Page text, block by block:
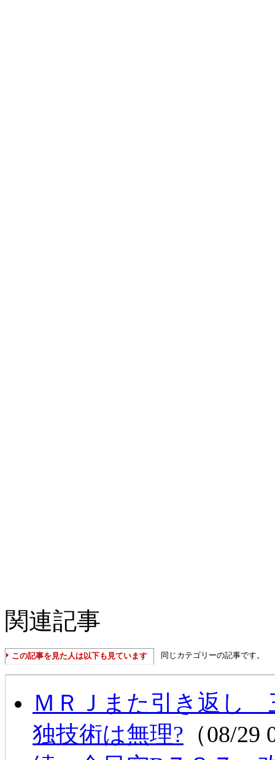
関連記事
この記事を見た人は以下も見ています 同じカテゴリーの記事です。
ＭＲＪまた引き返し
独技術は無理? （08/